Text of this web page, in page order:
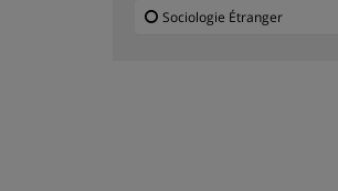
Sociologie Étranger